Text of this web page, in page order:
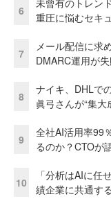
6
未曾有のトレン
重圧に悩むセキ
7
メール配信に求
DMARC運用が
8
ナイキ、DHLで
眞弓さんが“集大
9
全社AI活用率99
るのか？CTOが
10
「分析はAIに
績企業に共通す